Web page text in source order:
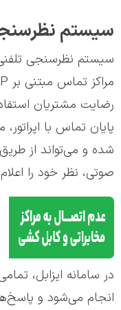
سیستم
سیستم نظرسنجی تلفنی
رضایت مشتریان
پایان تماس با
شده و می‌تواند از
صوتی، نظر خود را
در سامانه ایزابل،
انجام می‌شود و